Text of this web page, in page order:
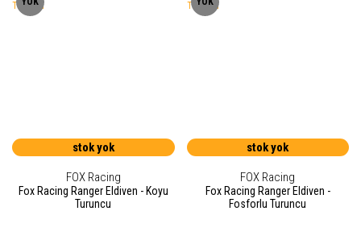
stok yok
FOX Racing
Fox Racing Ranger Eldiven - Koyu
Turuncu
stok yok
FOX Racing
Fox Racing Ranger Eldiven -
Fosforlu Turuncu